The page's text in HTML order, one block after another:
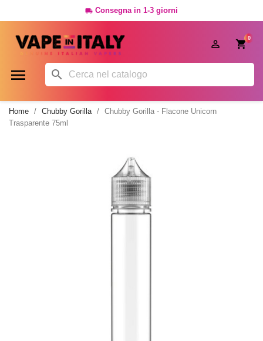
 Consegna in 1-3 giorni
0

 
Home Chubby Gorilla
Chubby Gorilla - Flacone Unicorn
Trasparente 75ml